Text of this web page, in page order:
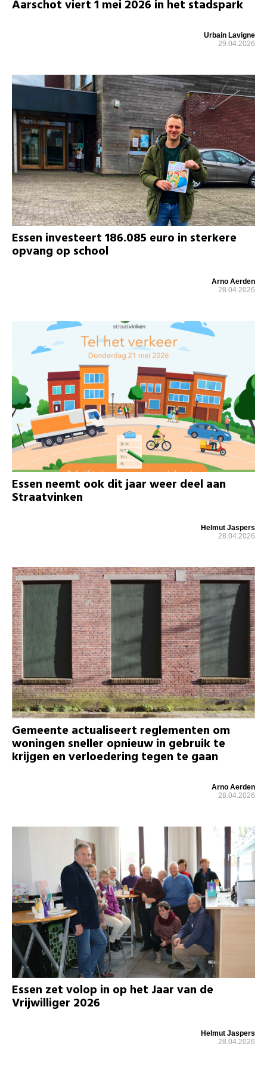
Aarschot viert 1 mei 2026 in het stadspark
Urbain Lavigne
29.04.2026
Essen investeert 186.085 euro in sterkere
opvang op school
Arno Aerden
28.04.2026
Essen neemt ook dit jaar weer deel aan
Straatvinken
Helmut Jaspers
28.04.2026
Gemeente actualiseert reglementen om
woningen sneller opnieuw in gebruik te
krijgen en verloedering tegen te gaan
Arno Aerden
28.04.2026
Essen zet volop in op het Jaar van de
Vrijwilliger 2026
Helmut Jaspers
28.04.2026